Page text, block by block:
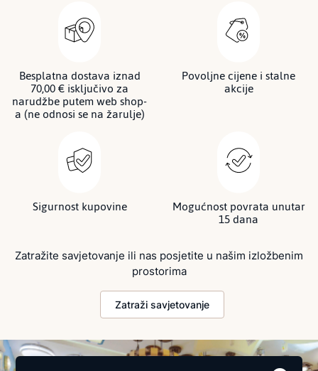
Besplatna dostava iznad
70,00 € isključivo za
narudžbe putem web shop-
a (ne odnosi se na žarulje)
Povoljne cijene i stalne
akcije
Sigurnost kupovine Mogućnost povrata unutar
15 dana
Zatražite savjetovanje ili nas posjetite u našim izložbenim
prostorima
Zatraži savjetovanje